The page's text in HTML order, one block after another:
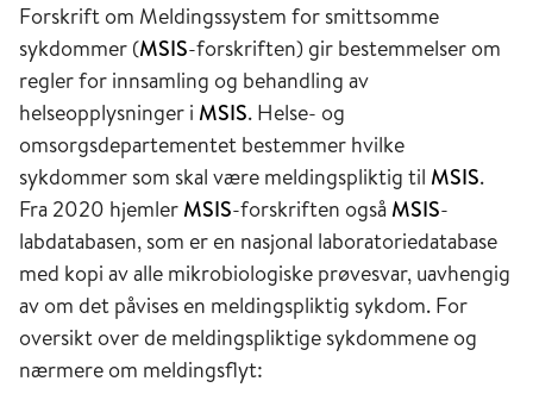
Forskrift om Meldingssystem for smittsomme
sykdommer (MSIS-forskriften) gir bestemmelser om
regler for innsamling og behandling av
helseopplysninger i MSIS. Helse- og
omsorgsdepartementet bestemmer hvilke
sykdommer som skal være meldingspliktig til MSIS.
Fra 2020 hjemler MSIS-forskriften også MSIS-
labdatabasen, som er en nasjonal laboratoriedatabase
med kopi av alle mikrobiologiske prøvesvar, uavhengig
av om det påvises en meldingspliktig sykdom. For
oversikt over de meldingspliktige sykdommene og
nærmere om meldingsflyt: